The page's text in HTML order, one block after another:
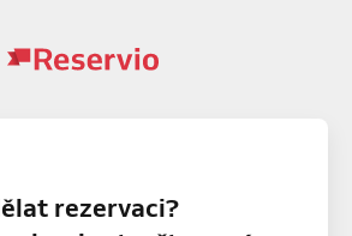
rezervaci?